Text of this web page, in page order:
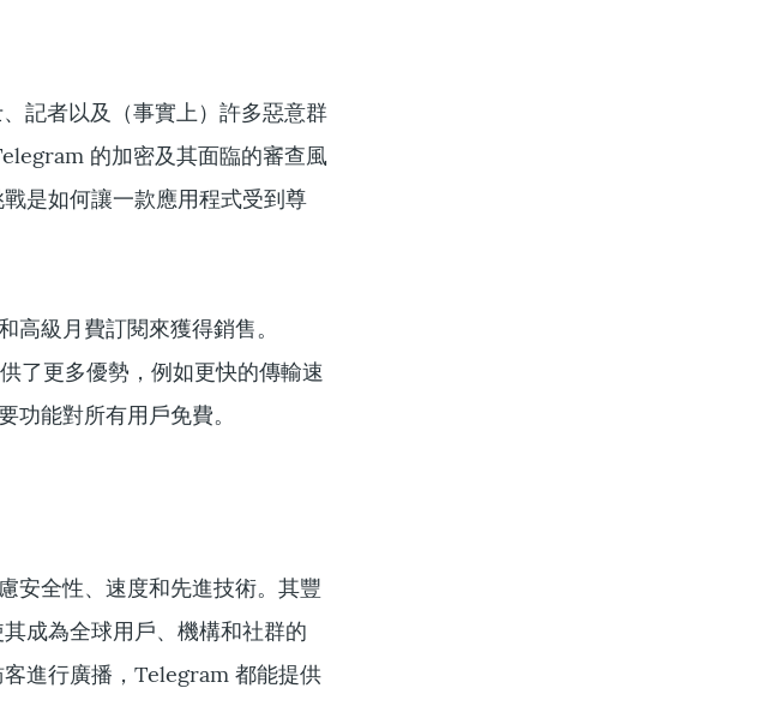
記者以及（事實上）許多惡意群
的加密及其面臨的審查風
是如何讓一款應用程式受到尊
級月費訂閱來獲得銷售。
了更多優勢，例如更快的傳輸速
能對所有用戶免費。
安全性、速度和先進技術。其豐
成為全球用戶、機構和社群的
進行廣播，Telegram 都能提供